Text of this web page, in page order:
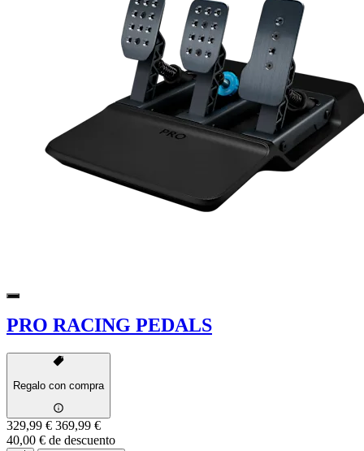
PRO RACING PEDALS
Regalo con compra
329,99 € 369,99 €
40,00 € de descuento